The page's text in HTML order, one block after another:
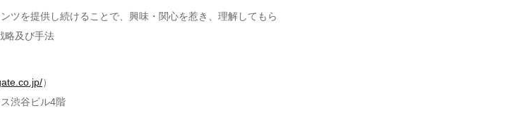
を提供し続けることで、興味・関心を惹き、理解してもら
略及び手法
）
渋谷ビル4階